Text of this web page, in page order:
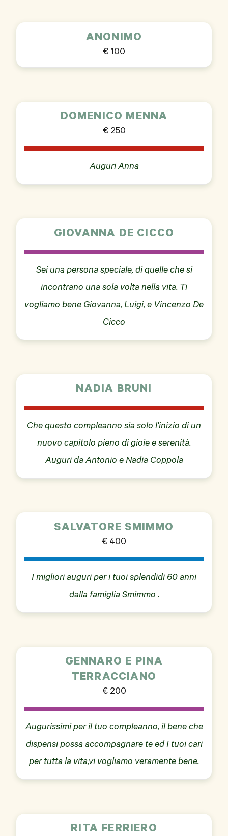
ANONIMO
€ 100
DOMENICO MENNA
€ 250
Auguri Anna
GIOVANNA DE CICCO
Sei una persona speciale, di quelle che si
incontrano una sola volta nella vita. Ti
vogliamo bene Giovanna, Luigi, e Vincenzo De
Cicco
NADIA BRUNI
Che questo compleanno sia solo l'inizio di un
nuovo capitolo pieno di gioie e serenità.
Auguri da Antonio e Nadia Coppola
SALVATORE SMIMMO
€ 400
I migliori auguri per i tuoi splendidi 60 anni
dalla famiglia Smimmo .
GENNARO E PINA
TERRACCIANO
€ 200
Augurissimi per il tuo compleanno, il bene che
dispensi possa accompagnare te ed I tuoi cari
per tutta la vita,vi vogliamo veramente bene.
RITA FERRIERO